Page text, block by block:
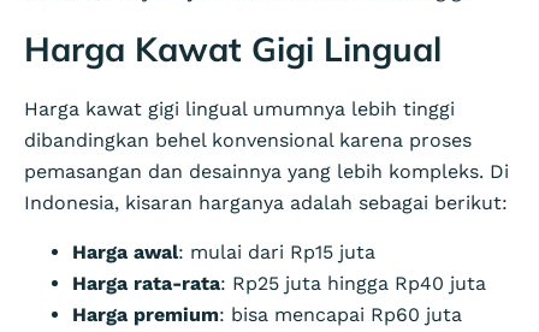
Harga Kawat Gigi Lingual
Harga kawat gigi lingual umumnya lebih tinggi
dibandingkan behel konvensional karena proses
pemasangan dan desainnya yang lebih kompleks. Di
Indonesia, kisaran harganya adalah sebagai berikut:
Harga awal: mulai dari Rp15 juta
Harga rata-rata: Rp25 juta hingga Rp40 juta
Harga premium: bisa mencapai Rp60 juta